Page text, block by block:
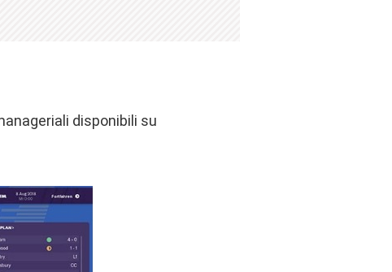
disponibili su